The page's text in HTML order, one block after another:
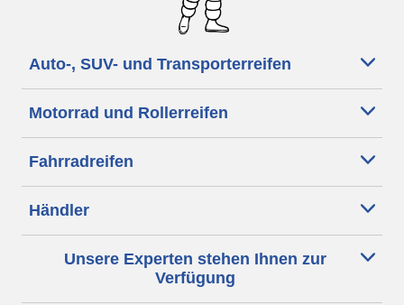
Auto-, SUV- und Transporterreifen
Motorrad und Rollerreifen
Fahrradreifen
Händler
Unsere Experten stehen Ihnen zur
Verfügung